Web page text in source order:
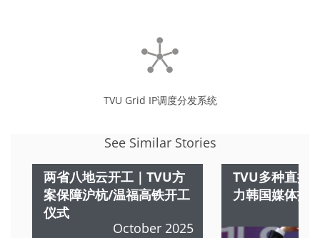
TVU Grid IP调度分发系统
See Similar Stories
两省八地云开工｜TVU方
案保障沪杭/温福高铁开工
仪式
October 2025
TVU多种直播
力韩国媒体报